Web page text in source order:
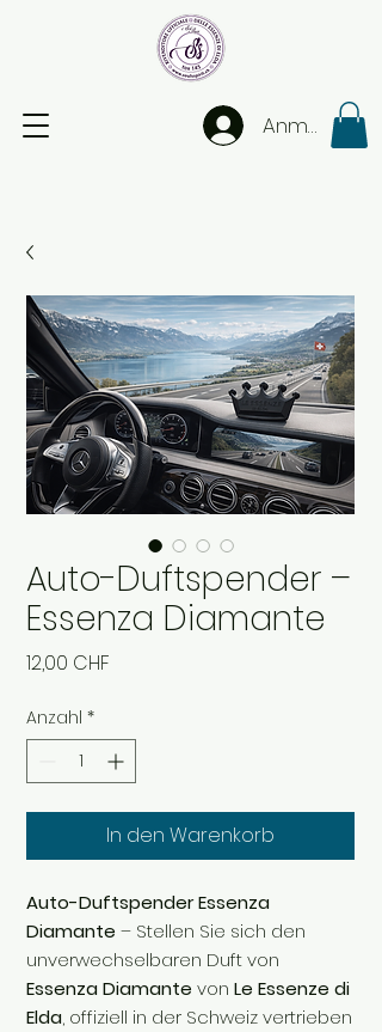
Anmelden
Auto-Duftspender –
Essenza Diamante
12,00 CHF
Anzahl *
In den Warenkorb
Auto-Duftspender Essenza
Diamante – Stellen Sie sich den
unverwechselbaren Duft von
Essenza Diamante von Le Essenze di
Elda, offiziell in der Schweiz vertrieben